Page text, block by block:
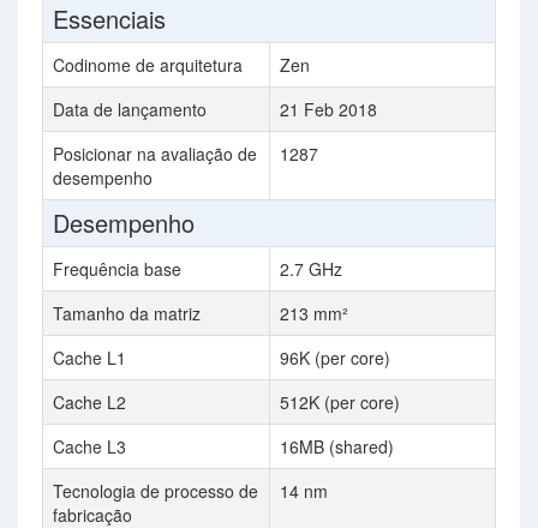
Essenciais
Codinome de arquitetura
Zen
Data de lançamento
21 Feb 2018
Posicionar na avaliação de
desempenho
1287
Desempenho
Frequência base
2.7 GHz
Tamanho da matriz
213 mm²
Cache L1
96K (per core)
Cache L2
512K (per core)
Cache L3
16MB (shared)
Tecnologia de processo de
fabricação
14 nm